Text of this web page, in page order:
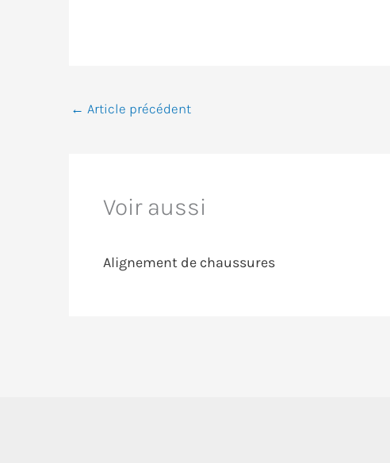
← Article précédent
Voir aussi
Alignement de chaussures